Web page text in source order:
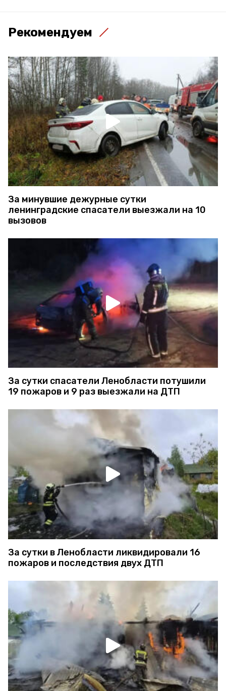
Рекомендуем
За минувшие дежурные сутки
ленинградские спасатели выезжали на 10
вызовов
За сутки спасатели Ленобласти потушили
19 пожаров и 9 раз выезжали на ДТП
За сутки в Ленобласти ликвидировали 16
пожаров и последствия двух ДТП